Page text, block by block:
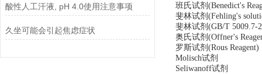
酸性人工汗液, pH 4.0使用注意事项
久坐可能会引起焦虑症状
班氏试剂 (Benedict's
斐林试剂 (Fehling's
斐林试剂 (GB/T 5009.7-
奥氏试剂 (Offner's
罗斯试剂 (Rous Reagent)
Molisch试剂
Seliwanoff试剂